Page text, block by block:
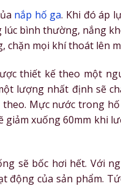
nắp hố ga. Khi đó áp
lúc bình thường, nắng
chặn mọi khí thoát lên
thiết kế theo một
lượng nhất định sẽ
Mực nước trong
xuống 60mm khi
sẽ bốc hơi hết. Với
động của sản phẩm.